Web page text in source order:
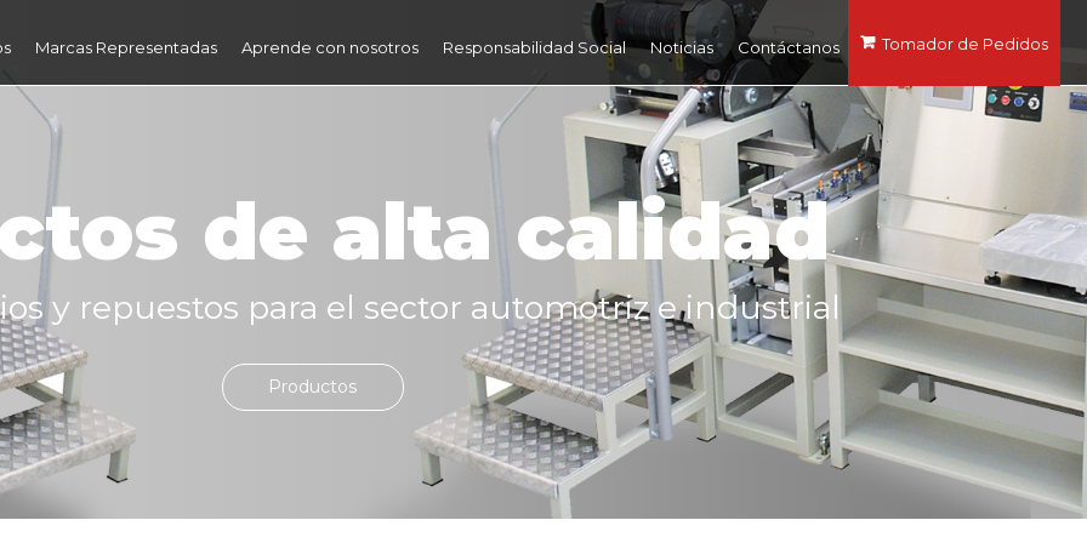
Marcas Representadas Aprende con nosotros Responsabilidad Social Noticias Contáctanos Tomador de Pedidos
de alta calidad
y repuestos para el sector automotriz e industrial
Productos